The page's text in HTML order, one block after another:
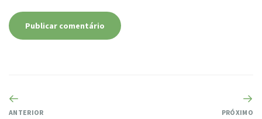
ANTERIOR PRÓXIMO